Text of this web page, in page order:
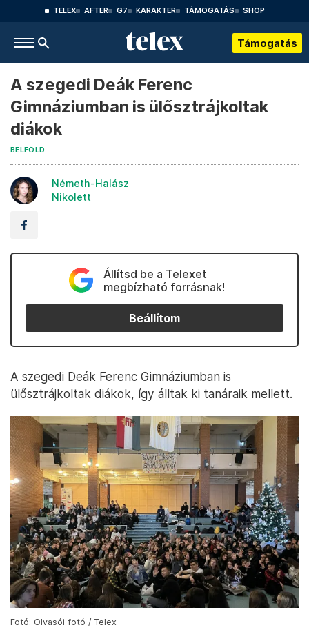
TELEX AFTER G7 KARAKTER TÁMOGATÁS SHOP
Támogatás
A szegedi Deák Ferenc
Gimnáziumban is ülősztrájkoltak
diákok
BELFÖLD
Németh-Halász
Nikolett
Állítsd be a Telexet
megbízható forrásnak!
Beállítom
A szegedi Deák Ferenc Gimnáziumban is
ülősztrájkoltak diákok, így álltak ki tanáraik mellett.
Fotó: Olvasói fotó / Telex